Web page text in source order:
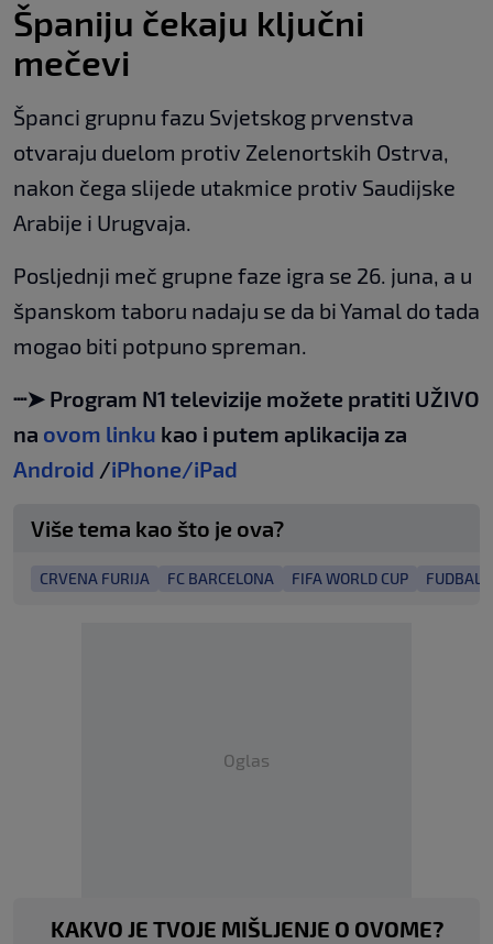
Španiju čekaju ključni
mečevi
Španci grupnu fazu Svjetskog prvenstva
otvaraju duelom protiv Zelenortskih Ostrva,
nakon čega slijede utakmice protiv Saudijske
Arabije i Urugvaja.
Posljednji meč grupne faze igra se 26. juna, a u
španskom taboru nadaju se da bi Yamal do tada
mogao biti potpuno spreman.
┈➤ Program N1 televizije možete pratiti UŽIVO
na ovom linku kao i putem aplikacija za
Android /iPhone/iPad
Više tema kao što je ova?
CRVENA FURIJA FC BARCELONA FIFA WORLD CUP
Oglas
KAKVO JE TVOJE MIŠLJENJE O OVOME?